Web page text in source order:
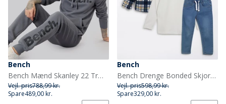
Bench
Bench Mænd Skanley 22 Træningsdragt Stålgrå
Vejl. pris788,99 kr.
Spare489,00 kr.
Bench
Bench Drenge Bonded Skjorte T-shirt Og Jeans Sæt Navy
Vejl. pris598,99 kr.
Spare329,00 kr.